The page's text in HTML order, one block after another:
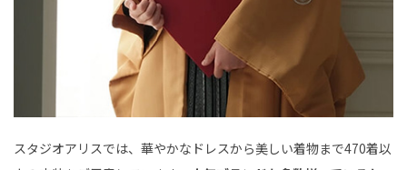
スタジオアリスでは、華やかなドレスから美しい着物まで470着以